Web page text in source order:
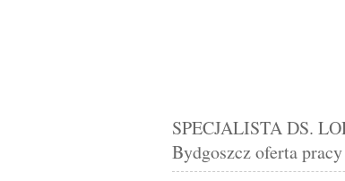
SPECJALISTA DS.
Bydgoszcz oferta